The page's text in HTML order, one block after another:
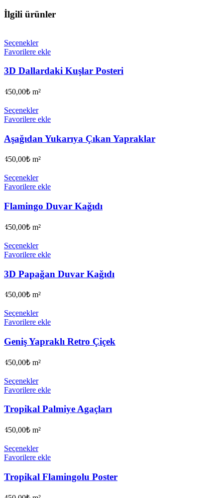
İlgili ürünler
Seçenekler
Favorilere ekle
3D Dallardaki Kuşlar Posteri
450,00₺ m²
Seçenekler
Favorilere ekle
Aşağıdan Yukarıya Çıkan Yapraklar
450,00₺ m²
Seçenekler
Favorilere ekle
Flamingo Duvar Kağıdı
450,00₺ m²
Seçenekler
Favorilere ekle
3D Papağan Duvar Kağıdı
450,00₺ m²
Seçenekler
Favorilere ekle
Geniş Yapraklı Retro Çiçek
450,00₺ m²
Seçenekler
Favorilere ekle
Tropikal Palmiye Agaçları
450,00₺ m²
Seçenekler
Favorilere ekle
Tropikal Flamingolu Poster